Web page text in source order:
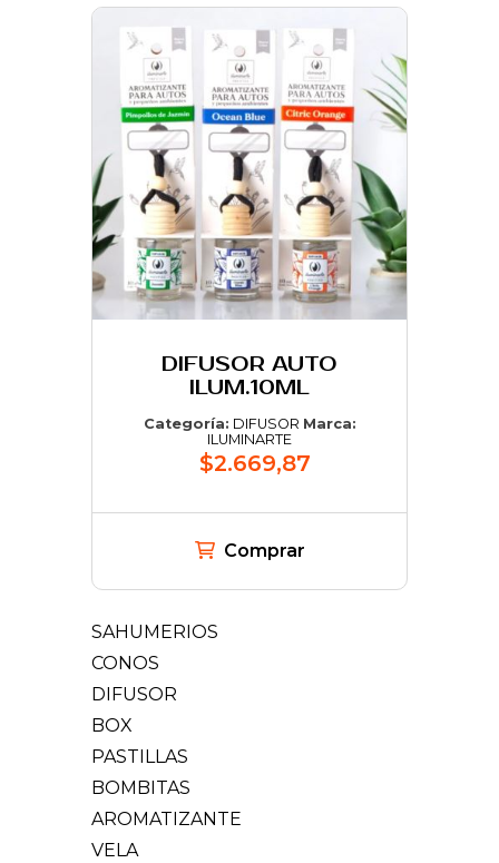
DIFUSOR AUTO
ILUM.10ML
Categoría: DIFUSOR Marca:
ILUMINARTE
$2.669,87
Comprar
SAHUMERIOS
CONOS
DIFUSOR
BOX
PASTILLAS
BOMBITAS
AROMATIZANTE
VELA